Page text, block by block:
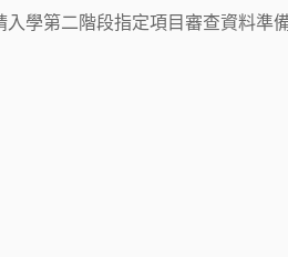
入學第二階段指定項目審查資料準